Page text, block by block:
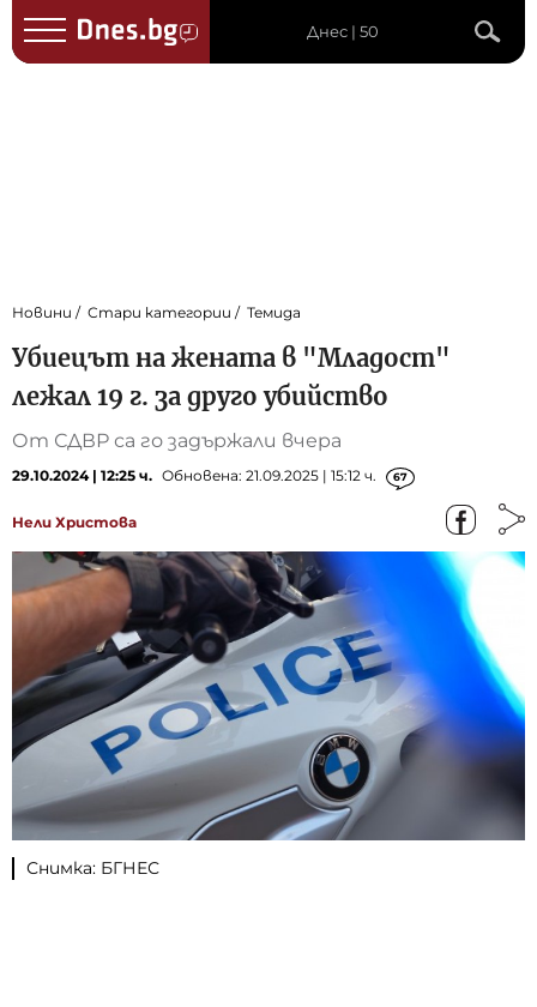
Днес | 50
Новини Стари категории Темида
Убиецът на жената в "Младост"
лежал 19 г. за друго убийство
От СДВР са го задържали вчера
29.10.2024 | 12:25 ч. Обновена: 21.09.2025 | 15:12 ч. 67
Нели Христова
Снимка: БГНЕС